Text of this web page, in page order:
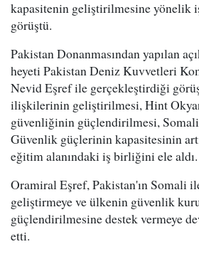
kapasitenin geliştirilmesine yönelik
görüştü.
Pakistan Donanmasından yapılan
heyeti Pakistan Deniz Kuvvetleri
Nevid Eşref ile gerçekleştirdiği
ilişkilerinin geliştirilmesi, Hint
güvenliğinin güçlendirilmesi,
Güvenlik güçlerinin kapasitesinin
eğitim alanındaki iş birliğini ele aldı.
Oramiral Eşref, Pakistan'ın Somali
geliştirmeye ve ülkenin güvenlik
güçlendirilmesine destek vermeye
etti.